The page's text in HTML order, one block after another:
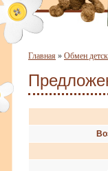
Главная » Обмен